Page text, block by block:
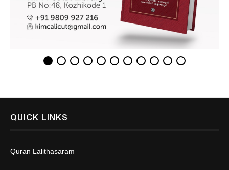
QUICK LINKS
Quran Lalithasaram